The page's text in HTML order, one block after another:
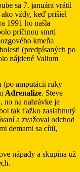
sa 7. januára vrátil
ako vždy, keď prišiel
1991 ho našla
príčinou smrti
kmeňa
(predpísaných po
nájdené Valium
(po amputácii ruky
Adrenalize. Steve
no na nahrávke je
tak ťažko zasiahnutý
a zvažoval odchod
demami sa cítil,
nápady a skupina už